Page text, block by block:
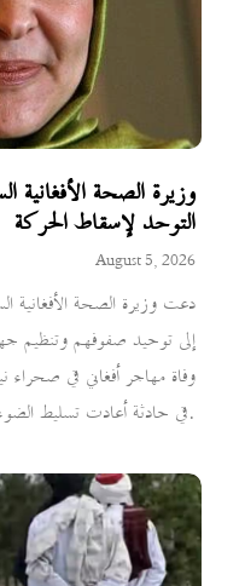
وزيرة الصحة الأفغانية
التوحد لإسقاط الحركة
August 5, 2026
دعت وزيرة الصحة الأفغانية
إلى توحيد صفوفهم وتنظيم
وفاة مهاجر أفغاني في صحراء
في حادثة أعادت تسليط الضوء على أوضاع المهاجرين الأفغان.